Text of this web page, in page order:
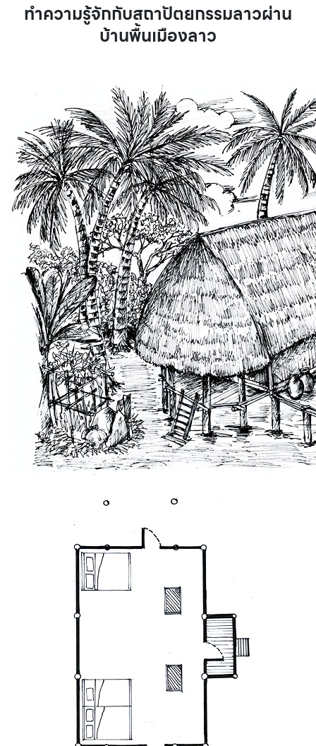
ทำความรู้จักกับสถาปัตยกรรมลาวผ่าน
บ้านพื้นเมืองลาว